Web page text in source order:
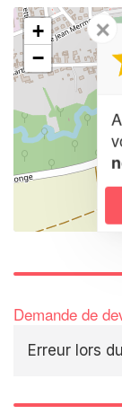
+
−
Demande de
Erreur lors
✕